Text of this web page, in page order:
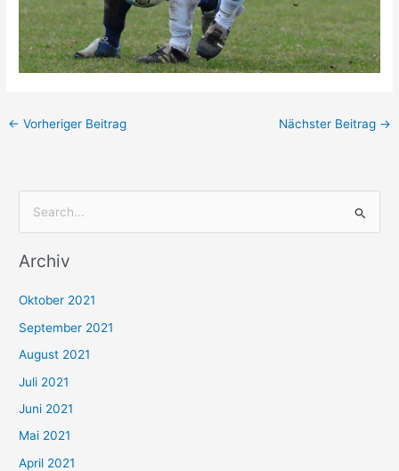
← Vorheriger Beitrag Nächster Beitrag →
c
n
n
a
c
h
:
Archiv
Oktober 2021
September 2021
August 2021
Juli 2021
Juni 2021
Mai 2021
April 2021